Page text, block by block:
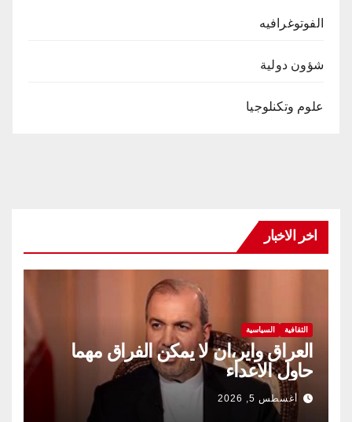
الفوتوغرافيه
شؤون دولية
علوم وتكنلوجيا
اخر الاخبار
الثقافية السياسية
العراق واير،ان لا يمكن الفراق مهما
حاول الاعداء
أغسطس 5, 2026